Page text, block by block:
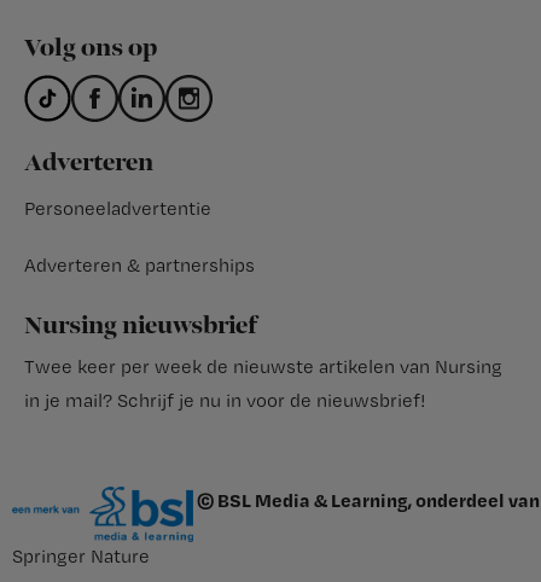
Volg ons op
Adverteren
Personeeladvertentie
Adverteren & partnerships
Nursing nieuwsbrief
Twee keer per week de nieuwste artikelen van Nursing
in je mail? Schrijf je nu in voor de nieuwsbrief!
© BSL Media & Learning, onderdeel van
Springer Nature